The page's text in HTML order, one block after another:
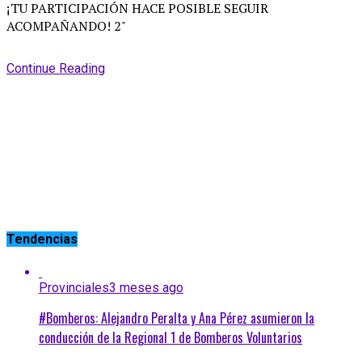
Continue Reading
Tendencias
Provinciales3 meses ago
#Bomberos: Alejandro Peralta y Ana Pérez asumieron la
conducción de la Regional 1 de Bomberos Voluntarios